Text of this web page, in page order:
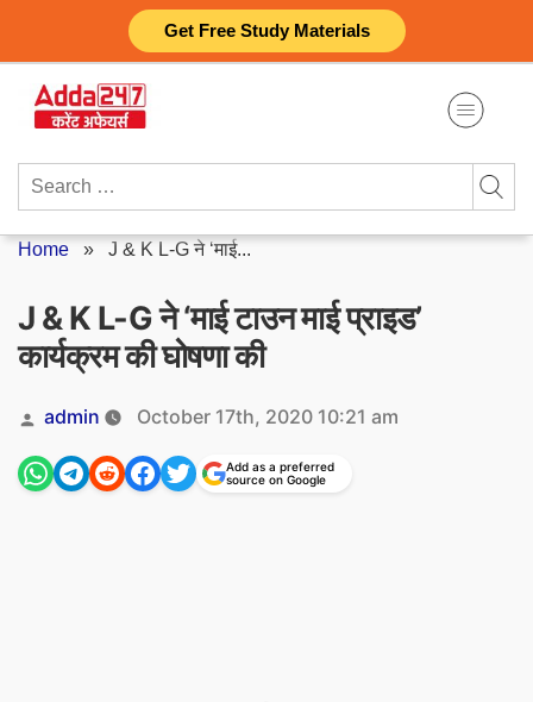
Get Free Study Materials
content
Search
Home » J & K L-G ने ‘माई...
J & K L-G ने ‘माई टाउन माई प्राइड’
कार्यक्रम की घोषणा की
Posted
by
admin October 17th, 2020 10:21 am
Add as a preferred
source on Google